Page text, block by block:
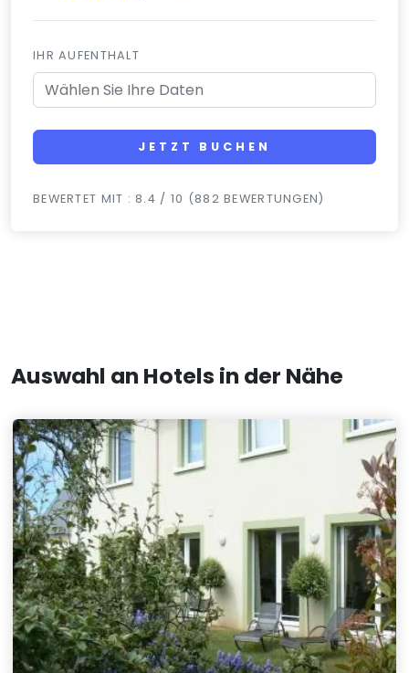
IHR AUFENTHALT
JETZT BUCHEN
BEWERTET MIT : 8.4 / 10 (882 BEWERTUNGEN)
Auswahl an Hotels in der Nähe